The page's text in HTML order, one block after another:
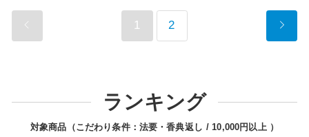
1 2
ランキング
対象商品（こだわり条件： 法要・香典返し 10,000円以上 ）